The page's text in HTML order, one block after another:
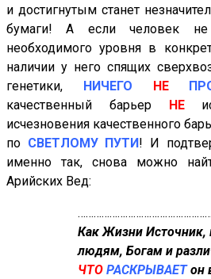
и достигнутым станет
бумаги! А если человек
необходимого уровня в
наличии у него спящих
генетики,
НИЧЕГО НЕ
качественный барьер
НЕ
исчезновения качественного
по СВЕТЛОМУ ПУТИ ! И
именно так, снова можно
Арийских Вед:
Как Жизни Источник,
людям, Богам и
ЧТО РАСКРЫВАЕТон